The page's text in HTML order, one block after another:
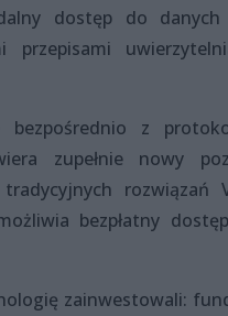
dostęp do danych
z
zupełnie nowy
rozwiązań
bezpłatny
zainwestowali: